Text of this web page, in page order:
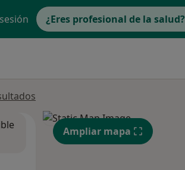
¿Eres profesional de la salud?
Ampliar mapa